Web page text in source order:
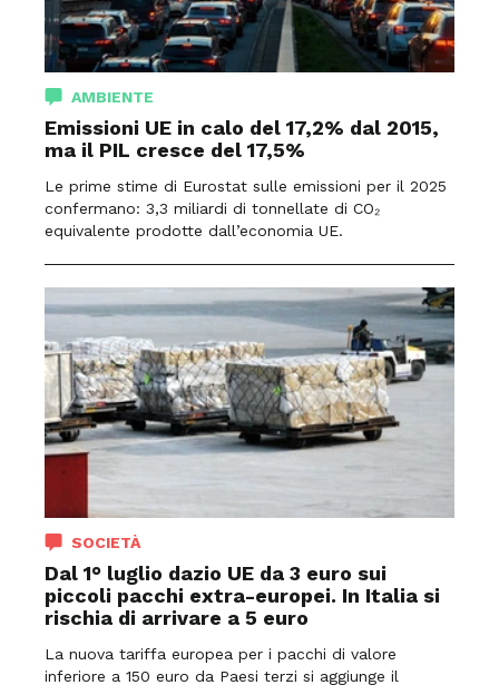
AMBIENTE
Emissioni UE in calo del 17,2% dal 2015,
ma il PIL cresce del 17,5%
Le prime stime di Eurostat sulle emissioni per il 2025
confermano: 3,3 miliardi di tonnellate di CO₂
equivalente prodotte dall’economia UE.
SOCIETÀ
Dal 1° luglio dazio UE da 3 euro sui
piccoli pacchi extra-europei. In Italia si
rischia di arrivare a 5 euro
La nuova tariffa europea per i pacchi di valore
inferiore a 150 euro da Paesi terzi si aggiunge il